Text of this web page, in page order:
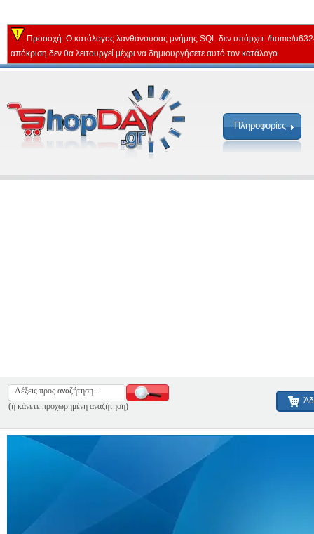
Προσοχή: Ο κατάλογος λανθάνουσας μνήμης SQL δεν υπάρχει: /home/
απόκριση δεν θα λειτουργεί μέχρι να δημιουργήσετε αυτό τον κατάλογο.
Πληροφορίες
(ή κάνετε προχωρημένη αναζήτηση)